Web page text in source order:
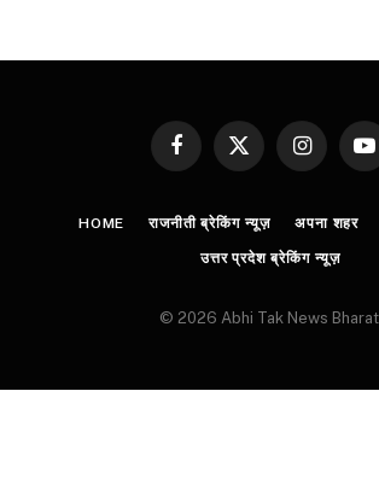
Facebook
X
Instagram
HOME राजनीती ब्रेकिंग न्यूज़ अपना शहर
उत्तर प्रदेश ब्रेकिंग न्यूज़
© 2026 Abhi Tak News